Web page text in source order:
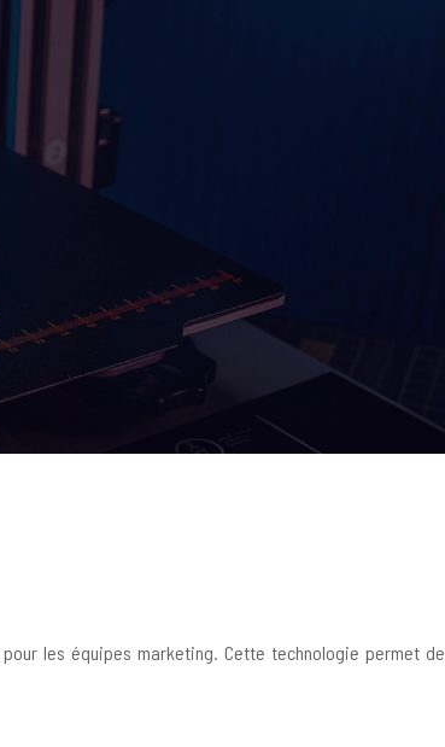
les équipes marketing. Cette technologie permet de